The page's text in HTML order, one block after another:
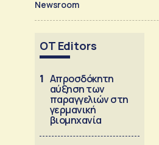
Newsroom
OT Editors
1 Απροσδόκητη
αύξηση των
παραγγελιών στη
γερμανική
βιομηχανία